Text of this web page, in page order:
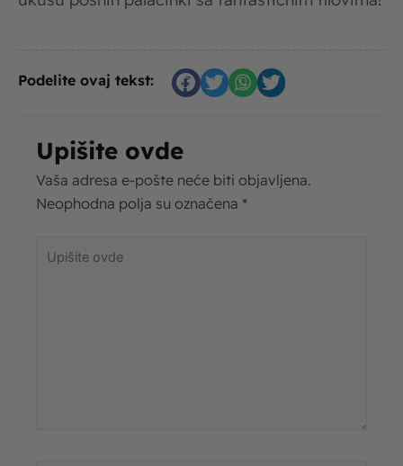
Podelite ovaj tekst:
Upišite ovde
Vaša adresa e-pošte neće biti objavljena.
Neophodna polja su označena *
ovde